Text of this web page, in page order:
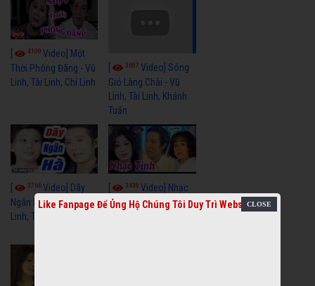
4109 Video] Một
Thời Phóng Đãng - Vũ
Linh, Tài Linh, Chí Linh
3657Video] Sóng
Gió Làng Chài - Vũ
Linh, Tài Linh, Khánh
Tuấn
3766Video] Dãy
Ngân Hà - Vũ Linh, Tài
Linh, Thoại Mỹ
3438Video] Nhạc
Tình - Vũ Linh, Thoại
Like Fanpage Để Ủng Hộ Chúng Tôi Duy Trì Website